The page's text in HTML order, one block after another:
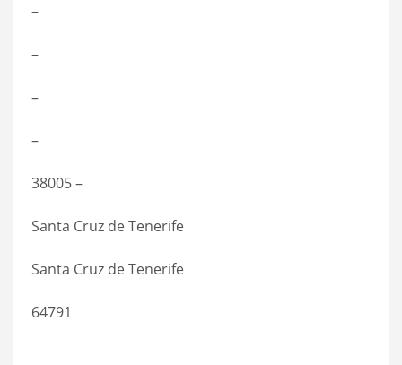
–
–
–
–
38005 –
Santa Cruz de Tenerife
Santa Cruz de Tenerife
64791